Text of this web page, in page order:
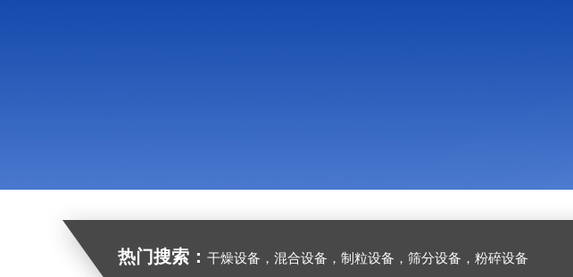
热门搜索： 干燥设备，混合设备，制粒设备，筛分设备，粉碎设备